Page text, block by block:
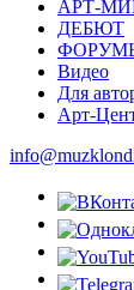
АРТ-
ДЕБЮТ
Видео
Для
Арт-